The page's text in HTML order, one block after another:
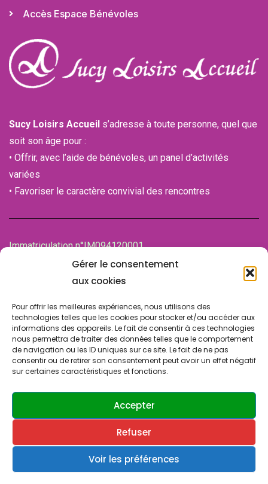
Gérer le consentement
aux cookies
Pour offrir les meilleures expériences, nous utilisons des
technologies telles que les cookies pour stocker et/ou accéder aux
informations des appareils. Le fait de consentir à ces technologies
nous permettra de traiter des données telles que le comportement
de navigation ou les ID uniques sur ce site. Le fait de ne pas
consentir ou de retirer son consentement peut avoir un effet négatif
sur certaines caractéristiques et fonctions.
Accepter
Refuser
Voir les préférences
Accès Espace Bénévoles
Sucy Loisirs Accueil s’adresse à toute personne, quel que
soit son âge pour :
• Offrir, avec l’aide de bénévoles, un panel d’activités
variées
• Favoriser le caractère convivial des rencontres
Immatriculation n°IM094120001
de la Chambre des associations (CDA)
94100 SAINT-MAUR-DES-FOSSES
Design & Développement par
Politique de confidentialité
Cookies & vie privée